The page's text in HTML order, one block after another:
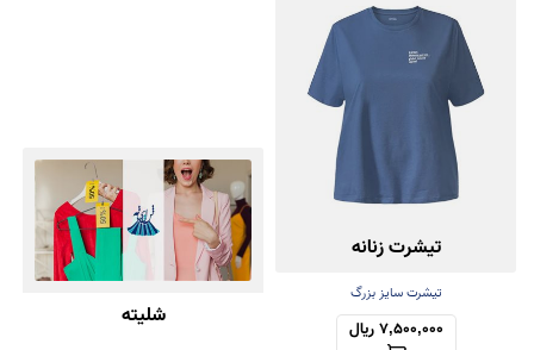
تیشرت زنانه
تیشرت سایز بزرگ
7,500,000 ریال شلیته